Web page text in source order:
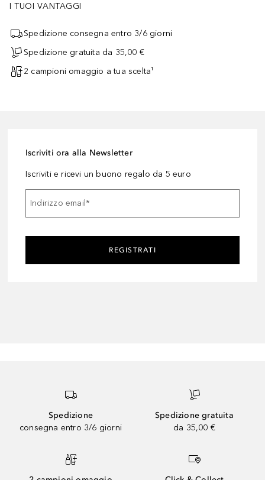
I TUOI VANTAGGI
Spedizione consegna entro 3/6 giorni
Spedizione gratuita da 35,00 €
2 campioni omaggio a tua scelta¹
Iscriviti ora alla Newsletter
Iscriviti e ricevi un buono regalo da 5 euro
Indirizzo email*
REGISTRATI
Spedizione
consegna entro 3/6 giorni
Spedizione gratuita
da 35,00 €